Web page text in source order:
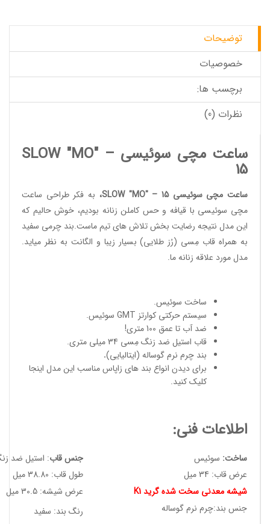
توضیحات
خصوصیات
برچسب ها:
نظرات (0)
ساعت مچی سوئیسی SLOW "MO" –
15
ساعت مچی سوئیسی SLOW "MO" – 15 ، به فکر طراحی ساعت
مچی سوئیسی با قیافه و حس کاملن زنانه بودیم، خوش حالیم که
این مدل نتیجه رضایت بخش تلاش های تیم ماست.بند چرمی سفید
به همراه قاب مِسی (رُز طلایی) بسیار زیبا و الگانت به نظر میاید.
مدل مورد علاقه زنانه ما.
ساخت سوئیس.
سیستم حرکتی کوارتز GMT سوئیس.
ضد آب تا عمق 100 متری!
قاب استیل ضد زنگ مِسی 34 میلی متری.
بند چرم نرم گوساله (ایتالیایی).
برای دیدن انواع بند های زاپاس مناسب این مدل اینجا
کلیک کنید.
اطلاعات فنی:
ساخت: سوئیس جنس قاب: استیل ضد
عرض قاب: 34 میل
طول قاب: 38.80 میل
شیشه معدنی سخت شده گرید K1
عرض شیشه: 30.5 میل
جنس بند:چرم نرم گوساله
رنگ بند: سفید